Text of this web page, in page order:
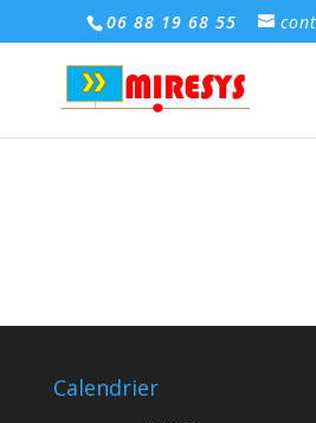
06 88 19 68 55
Calendrier